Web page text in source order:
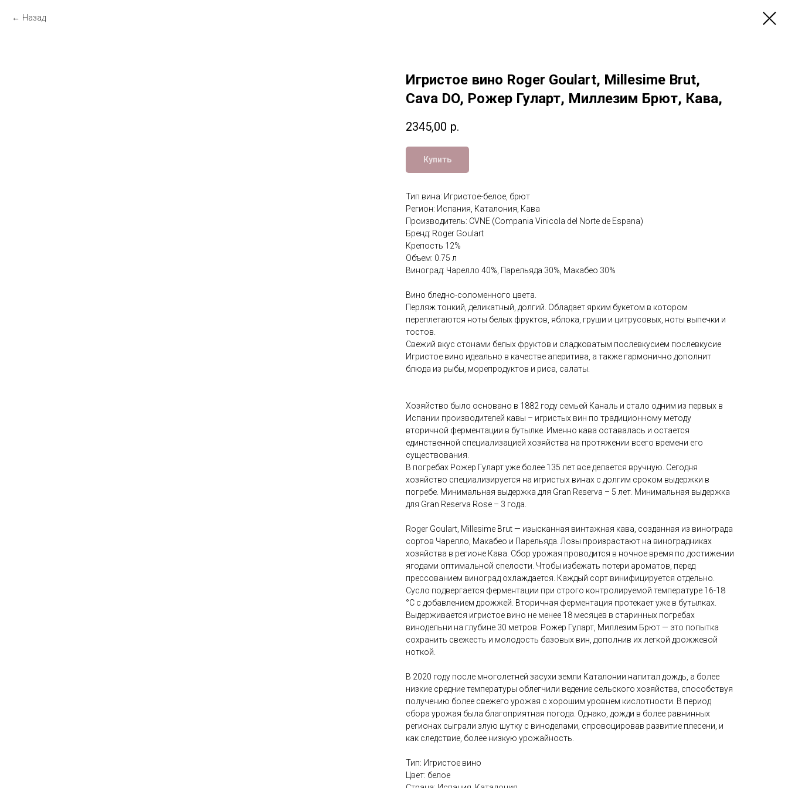
Назад
Игристое вино Roger Goulart, Millesime Brut,
Cava DO, Рожер Гуларт, Миллезим Брют, Кава,
2345,00 р.
Купить
Тип вина: Игристое-белое, брют
Регион: Испания, Каталония, Кава
Производитель: CVNE (Compania Vinicola del Norte de Espana)
Бренд: Roger Goulart
Крепость 12%
Объем: 0.75 л
Виноград: Чарелло 40%, Парельяда 30%, Макабео 30%
Вино бледно-соломенного цвета.
Перляж тонкий, деликатный, долгий. Обладает ярким букетом в котором
переплетаются ноты белых фруктов, яблока, груши и цитрусовых, ноты выпечки и
тостов.
Свежий вкус стонами белых фруктов и сладковатым послевкусием послевкусие
Игристое вино идеально в качестве аперитива, а также гармонично дополнит
блюда из рыбы, морепродуктов и риса, салаты.
Хозяйство было основано в 1882 году семьей Каналь и стало одним из первых в
Испании производителей кавы – игристых вин по традиционному методу
вторичной ферментации в бутылке. Именно кава оставалась и остается
единственной специализацией хозяйства на протяжении всего времени его
существования.
В погребах Рожер Гуларт уже более 135 лет все делается вручную. Сегодня
хозяйство специализируется на игристых винах с долгим сроком выдержки в
погребе. Минимальная выдержка для Gran Reserva – 5 лет. Минимальная выдержка
для Gran Reservа Rose – 3 года.
Roger Goulart, Millesime Brut — изысканная винтажная кава, созданная из винограда
сортов Чарелло, Макабео и Парельяда. Лозы произрастают на виноградниках
хозяйства в регионе Кава. Сбор урожая проводится в ночное время по достижении
ягодами оптимальной спелости. Чтобы избежать потери ароматов, перед
прессованием виноград охлаждается. Каждый сорт винифицируется отдельно.
Сусло подвергается ферментации при строго контролируемой температуре 16-18
°С с добавлением дрожжей. Вторичная ферментация протекает уже в бутылках.
Выдерживается игристое вино не менее 18 месяцев в старинных погребах
винодельни на глубине 30 метров. Рожер Гуларт, Миллезим Брют — это попытка
сохранить свежесть и молодость базовых вин, дополнив их легкой дрожжевой
ноткой.
В 2020 году после многолетней засухи земли Каталонии напитал дождь, а более
низкие средние температуры облегчили ведение сельского хозяйства, способствуя
получению более свежего урожая с хорошим уровнем кислотности. В период
сбора урожая была благоприятная погода. Однако, дожди в более равнинных
регионах сыграли злую шутку с виноделами, спровоцировав развитие плесени, и
как следствие, более низкую урожайность.
Тип: Игристое вино
Цвет: белое